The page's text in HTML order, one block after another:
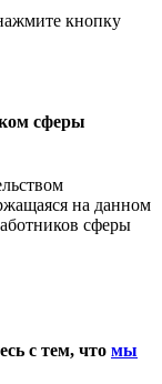
кнопку
сферы
на данном
сферы
с тем, что мы